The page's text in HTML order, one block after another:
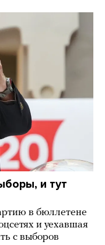
и тут
в бюллетене
и уехавшая
с выборов